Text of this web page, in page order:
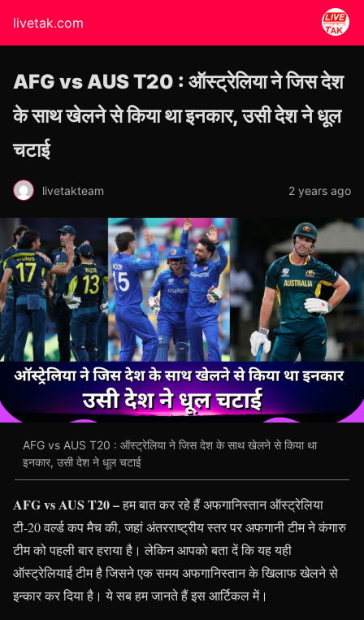
livetak.com
AFG vs AUS T20 : ऑस्ट्रेलिया ने जिस देश
के साथ खेलने से किया था इनकार, उसी देश ने धूल
चटाई
livetakteam 2 years ago
AFG vs AUS T20 : ऑस्ट्रेलिया ने जिस देश के साथ खेलने से किया था
इनकार, उसी देश ने धूल चटाई
AFG vs AUS T20 –हम बात कर रहे हैं अफगानिस्तान ऑस्ट्रेलिया
टी-20 वर्ल्ड कप मैच की, जहां अंतरराष्ट्रीय स्तर पर अफगानी टीम ने कंगारु
टीम को पहली बार हराया है। लेकिन आपको बता दें कि यह यही
ऑस्ट्रेलियाई टीम है जिसने एक समय अफगानिस्तान के खिलाफ खेलने से
इन्कार कर दिया है। ये सब हम जानते हैं इस आर्टिकल में।